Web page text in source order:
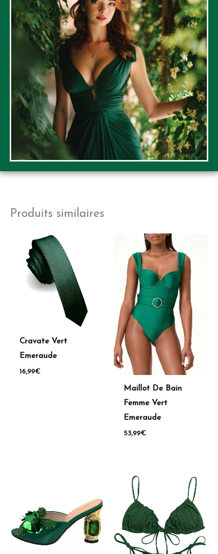
Produits similaires
Cravate Vert
Emeraude
16,99€
Maillot De Bain
Femme Vert
Emeraude
53,99€